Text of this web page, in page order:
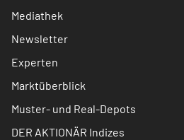
Mediathek
Newsletter
Experten
Marktüberblick
Muster- und Real-Depots
DER AKTIONÄR Indizes